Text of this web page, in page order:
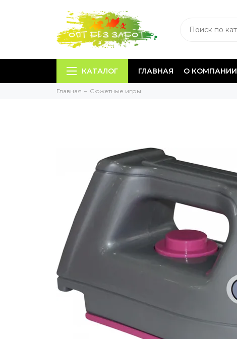
КАТАЛОГ ГЛАВНАЯ О КОМПАНИИ
Главная Сюжетные игры